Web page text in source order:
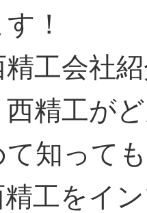
！
精工会社
西精工が
知って
工をイ